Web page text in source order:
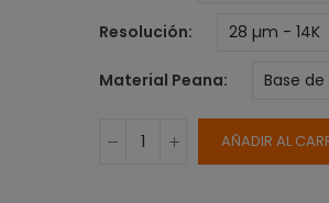
Resolución
Material Peana
AÑADIR AL